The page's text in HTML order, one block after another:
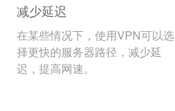
减少延迟
在某些情况下，使用VPN可以选
择更快的服务器路径，减少延
迟，提高网速。